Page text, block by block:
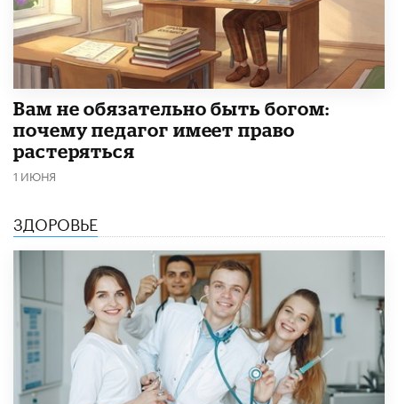
​Вам не обязательно быть богом:
почему педагог имеет право
растеряться
1 ИЮНЯ
ЗДОРОВЬЕ